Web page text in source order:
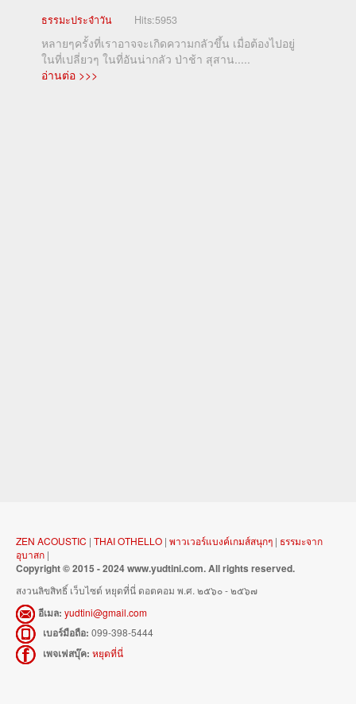
ธรรมะประจำวัน Hits:5953
หลายๆครั้งที่เราอาจจะเกิดความกลัวขึ้น เมื่อต้องไปอยู่
ในที่เปลี่ยวๆ ในที่อันน่ากลัว ป่าช้า สุสาน.....
อ่านต่อ >>>
ZEN ACOUSTIC | THAI OTHELLO | พาวเวอร์แบงค์เกมส์สนุกๆ | ธรรมะจาก
อุบาสก |
Copyright © 2015 - 2024 www.yudtini.com. All rights reserved.
สงวนลิขสิทธิ์ เว็บไซต์ หยุดที่นี่ ดอตคอม พ.ศ. ๒๕๖๐ - ๒๕๖๗
อีเมล: yudtini@gmail.com
เบอร์มือถือ: 099-398-5444
เพจเฟสบุ๊ค: หยุดที่นี่